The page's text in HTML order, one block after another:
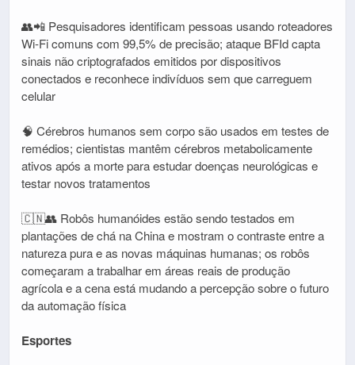
👥📲 Pesquisadores identificam pessoas usando roteadores
Wi-Fi comuns com 99,5% de precisão; ataque BFId capta
sinais não criptografados emitidos por dispositivos
conectados e reconhece indivíduos sem que carreguem
celular
🧠 Cérebros humanos sem corpo são usados em testes de
remédios; cientistas mantêm cérebros metabolicamente
ativos após a morte para estudar doenças neurológicas e
testar novos tratamentos
🇨🇳👥 Robôs humanóides estão sendo testados em
plantações de chá na China e mostram o contraste entre a
natureza pura e as novas máquinas humanas; os robôs
começaram a trabalhar em áreas reais de produção
agrícola e a cena está mudando a percepção sobre o futuro
da automação física
Esportes